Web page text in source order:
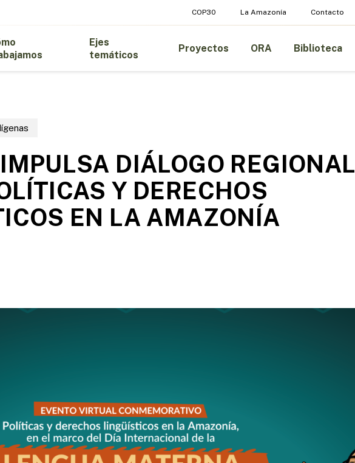
COP30 La Amazonía Contacto
Ejes
temáticos
Proyectos ORA Biblioteca
DIÁLOGO REGIONAL
Y DERECHOS
EN LA AMAZONÍA